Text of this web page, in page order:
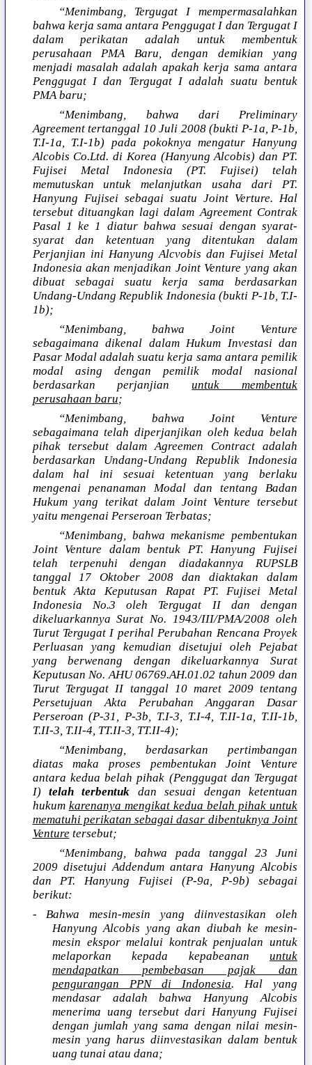
“Menimbang, Tergugat I mempermasalahkan
bahwa kerja sama antara Penggugat I dan Tergugat I
dalam perikatan adalah untuk membentuk
perusahaan PMA Baru, dengan demikian yang
menjadi masalah adalah apakah kerja sama antara
Penggugat I dan Tergugat I adalah suatu bentuk
PMA baru;
“Menimbang, bahwa dari Preliminary
Agreement tertanggal 10 Juli 2008 (bukti P-1a, P-1b,
T.I-1a, T.I-1b) pada pokoknya mengatur Hanyung
Alcobis Co.Ltd. di Korea (Hanyung Alcobis) dan PT.
Fujisei Metal Indonesia (PT. Fujisei) telah
memutuskan untuk melanjutkan usaha dari PT.
Hanyung Fujisei sebagai suatu Joint Verture. Hal
tersebut dituangkan lagi dalam Agreement Contrak
Pasal 1 ke 1 diatur bahwa sesuai dengan syarat-
syarat dan ketentuan yang ditentukan dalam
Perjanjian ini Hanyung Alcvobis dan Fujisei Metal
Indonesia akan menjadikan Joint Venture yang akan
dibuat sebagai suatu kerja sama berdasarkan
Undang-Undang Republik Indonesia (bukti P-1b, T.I-
1b);
“Menimbang, bahwa Joint Venture
sebagaimana dikenal dalam Hukum Investasi dan
Pasar Modal adalah suatu kerja sama antara pemilik
modal asing dengan pemilik modal nasional
berdasarkan perjanjianuntuk membentuk
perusahaan baru;
“Menimbang, bahwa Joint Venture
sebagaimana telah diperjanjikan oleh kedua belah
pihak tersebut dalam Agreemen Contract adalah
berdasarkan Undang-Undang Republik Indonesia
dalam hal ini sesuai ketentuan yang berlaku
mengenai penanaman Modal dan tentang Badan
Hukum yang terikat dalam Joint Venture tersebut
yaitu mengenai Perseroan Terbatas;
“Menimbang, bahwa mekanisme pembentukan
Joint Venture dalam bentuk PT. Hanyung Fujisei
telah terpenuhi dengan diadakannya RUPSLB
tanggal 17 Oktober 2008 dan diaktakan dalam
bentuk Akta Keputusan Rapat PT. Fujisei Metal
Indonesia No.3 oleh Tergugat II dan dengan
dikeluarkannya Surat No. 1943/III/PMA/2008 oleh
Turut Tergugat I perihal Perubahan Rencana Proyek
Perluasan yang kemudian disetujui oleh Pejabat
yang berwenang dengan dikeluarkannya Surat
Keputusan No. AHU 06769.AH.01.02 tahun 2009 dan
Turut Tergugat II tanggal 10 maret 2009 tentang
Persetujuan Akta Perubahan Anggaran Dasar
Perseroan (P-31, P-3b, T.I-3, T.I-4, T.II-1a, T.II-1b,
T.II-3, T.II-4, TT.II-3, TT.II-4);
“Menimbang, berdasarkan pertimbangan
diatas maka proses pembentukan Joint Venture
antara kedua belah pihak (Penggugat dan Tergugat
I) telah terbentuk dan sesuai dengan ketentuan
hukum karenanya mengikat kedua belah pihak untuk
mematuhi perikatan sebagai dasar dibentuknya Joint
Venturetersebut;
“Menimbang, bahwa pada tanggal 23 Juni
2009 disetujui Addendum antara Hanyung Alcobis
dan PT. Hanyung Fujisei (P-9a, P-9b) sebagai
berikut:
- Bahwa mesin-mesin yang diinvestasikan oleh
Hanyung Alcobis yang akan diubah ke mesin-
mesin ekspor melalui kontrak penjualan untuk
melaporkan kepada kepabeanan untuk
mendapatkan pembebasan pajak dan
pengurangan PPN di Indonesia. Hal yang
mendasar adalah bahwa Hanyung Alcobis
menerima uang tersebut dari Hanyung Fujisei
dengan jumlah yang sama dengan nilai mesin-
mesin yang harus diinvestasikan dalam bentuk
uang tunai atau dana;